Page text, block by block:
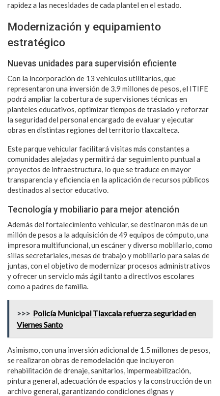
rapidez a las necesidades de cada plantel en el estado.
Modernización y equipamiento
estratégico
Nuevas unidades para supervisión eficiente
Con la incorporación de 13 vehículos utilitarios, que
representaron una inversión de 3.9 millones de pesos, el ITIFE
podrá ampliar la cobertura de supervisiones técnicas en
planteles educativos, optimizar tiempos de traslado y reforzar
la seguridad del personal encargado de evaluar y ejecutar
obras en distintas regiones del territorio tlaxcalteca.
Este parque vehicular facilitará visitas más constantes a
comunidades alejadas y permitirá dar seguimiento puntual a
proyectos de infraestructura, lo que se traduce en mayor
transparencia y eficiencia en la aplicación de recursos públicos
destinados al sector educativo.
Tecnología y mobiliario para mejor atención
Además del fortalecimiento vehicular, se destinaron más de un
millón de pesos a la adquisición de 49 equipos de cómputo, una
impresora multifuncional, un escáner y diverso mobiliario, como
sillas secretariales, mesas de trabajo y mobiliario para salas de
juntas, con el objetivo de modernizar procesos administrativos
y ofrecer un servicio más ágil tanto a directivos escolares
como a padres de familia.
>>> Policía Municipal Tlaxcala refuerza seguridad en
Viernes Santo
Asimismo, con una inversión adicional de 1.5 millones de pesos,
se realizaron obras de remodelación que incluyeron
rehabilitación de drenaje, sanitarios, impermeabilización,
pintura general, adecuación de espacios y la construcción de un
archivo general, garantizando condiciones dignas y